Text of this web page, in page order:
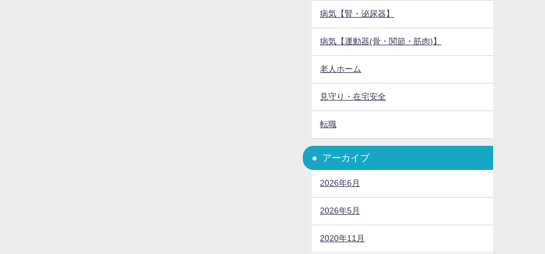
病気【腎・泌尿器】
病気【運動器(骨・関節・筋肉)】
老人ホーム
見守り・在宅安全
転職
アーカイブ
2026年6月
2026年5月
2020年11月